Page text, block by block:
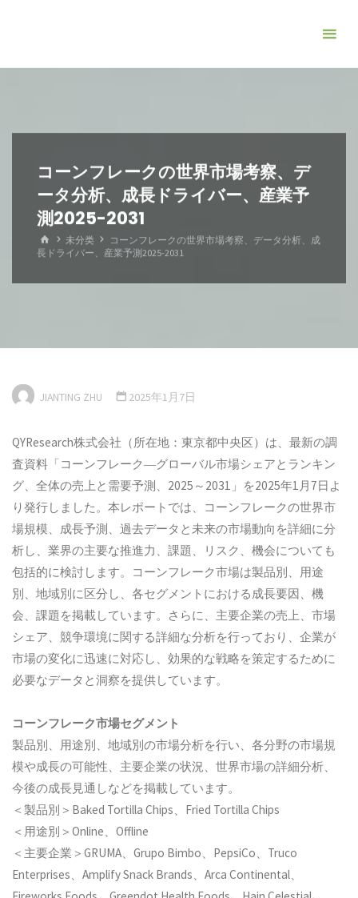
コーンフレークの世界市場考察、デ
ータ分析、成長ドライバー、産業予
測2025-2031
ホ
ー
未分类
コーンフレークの世界市場考察、データ分析、成
長ドライバー、産業予測2025-2031
JIANTING ZHU 2025年1月7日
QYResearch株式会社（所在地：東京都中央区）は、最新の調
査資料「コーンフレーク―グローバル市場シェアとランキン
グ、全体の売上と需要予測、2025～2031」を2025年1月7日よ
り発行しました。本レポートでは、コーンフレークの世界市
場規模、成長予測、過去データと未来の市場動向を詳細に分
析し、業界の主要な推進力、課題、リスク、機会についても
包括的に検討します。コーンフレーク市場は製品別、用途
別、地域別に区分し、各セグメントにおける成長要因、機
会、課題を掲載しています。さらに、主要企業の売上、市場
シェア、競争環境に関する詳細な分析を行っており、企業が
市場の変化に迅速に対応し、効果的な戦略を策定するために
必要なデータと洞察を提供しています。
コーンフレーク市場セグメント
製品別、用途別、地域別の市場分析を行い、各分野の市場規
模や成長の可能性、主要企業の状況、世界市場の詳細分析、
今後の成長見通しなどを掲載しています。
＜製品別＞Baked Tortilla Chips、Fried Tortilla Chips
＜用途別＞Online、Offline
＜主要企業＞GRUMA、Grupo Bimbo、PepsiCo、Truco
Enterprises、Amplify Snack Brands、Arca Continental、